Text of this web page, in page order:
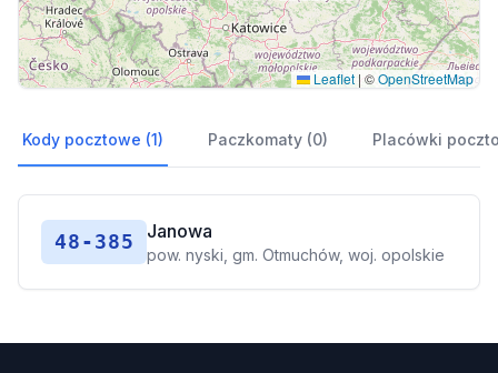
Leaflet | ©OpenStreetMap
Kody pocztowe (1) Paczkomaty (0) Placówki
48-385 Janowa
pow. nyski, gm. Otmuchów, woj. opolskie